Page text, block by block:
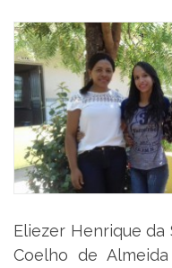
Eliezer Henrique da
Coelho de